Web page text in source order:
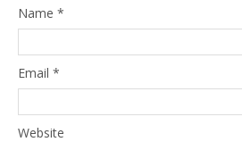
Name *
Email *
Website